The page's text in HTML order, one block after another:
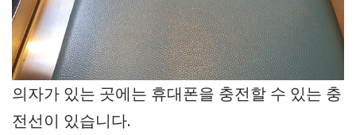
의자가 있는 곳에는 휴대폰을 충전할 수 있는 충
전선이 있습니다.